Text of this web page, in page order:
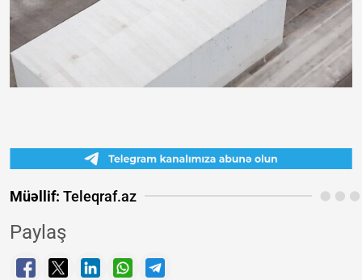
Müəllif: Teleqraf.az
Paylaş